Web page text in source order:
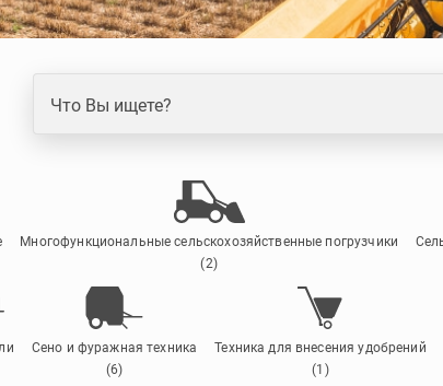
Что Вы ищете?
Многофункциональные сельскохозяйственные погрузчики
(2)
Сено и фуражная техника
(6)
Техника для внесения удобрений
(1)